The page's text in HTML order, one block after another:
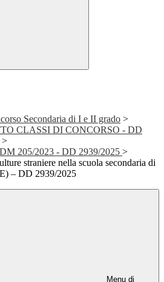
Secondaria di I e II grado >
CLASSI DI CONCORSO - DD
>
205/2023 - DD 2939/2025 >
straniere nella scuola secondaria di
– DD 2939/2025
Menu di